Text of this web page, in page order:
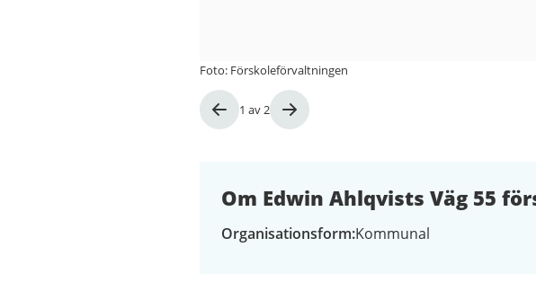
Bild
1 av2
Foto: Förskoleförvaltningen
Om Edwin Ahlqvists Väg 55
Organisationsform Kommunal